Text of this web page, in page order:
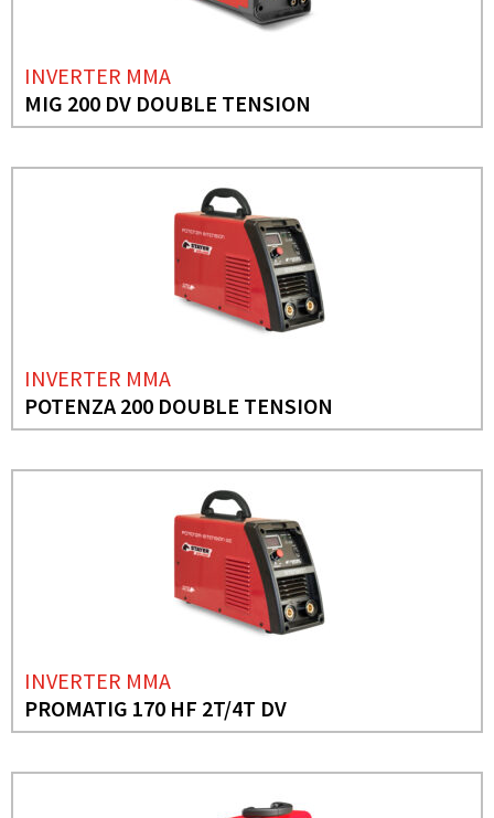
INVERTER MMA
MIG 200 DV DOUBLE TENSION
INVERTER MMA
POTENZA 200 DOUBLE TENSION
INVERTER MMA
PROMATIG 170 HF 2T/4T DV